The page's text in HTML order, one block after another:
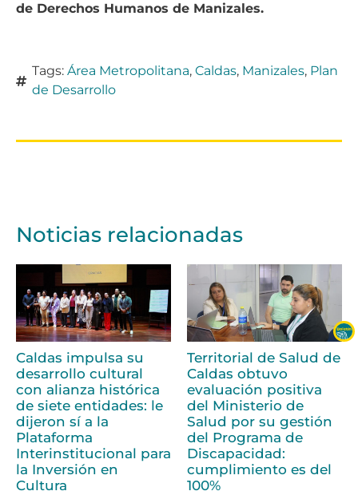
de Derechos Humanos de Manizales.
Tags: Área Metropolitana, Caldas, Manizales, Plan
de Desarrollo
Noticias relacionadas
Caldas impulsa su
desarrollo cultural
con alianza histórica
de siete entidades: le
dijeron sí a la
Plataforma
Interinstitucional para
la Inversión en
Cultura
Territorial de Salud de
Caldas obtuvo
evaluación positiva
del Ministerio de
Salud por su gestión
del Programa de
Discapacidad:
cumplimiento es del
100%